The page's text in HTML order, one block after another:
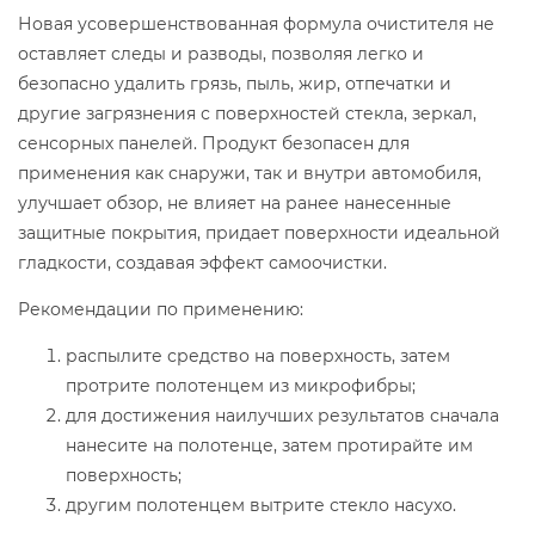
Новая усовершенствованная формула очистителя не
оставляет следы и разводы, позволяя легко и
безопасно удалить грязь, пыль, жир, отпечатки и
другие загрязнения с поверхностей стекла, зеркал,
сенсорных панелей. Продукт безопасен для
применения как снаружи, так и внутри автомобиля,
улучшает обзор, не влияет на ранее нанесенные
защитные покрытия, придает поверхности идеальной
гладкости, создавая эффект самоочистки.
Рекомендации по применению:
распылите средство на поверхность, затем
протрите полотенцем из микрофибры;
для достижения наилучших результатов сначала
нанесите на полотенце, затем протирайте им
поверхность;
другим полотенцем вытрите стекло насухо.